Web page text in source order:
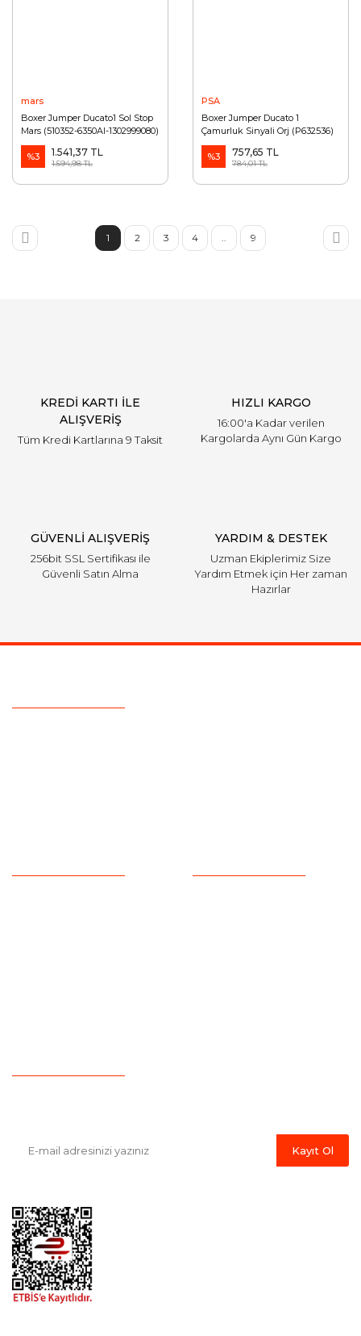
mars
Boxer Jumper Ducato1 Sol Stop
Mars (510352-6350Al-1302999080)
%3 1.541,37 TL
1.594,98 TL
PSA
Boxer Jumper Ducato 1
Çamurluk Sinyali Orj (P632536)
%3 757,65 TL
784,01 TL
1 2 3 4 .. 9
KREDİ KARTI İLE
ALIŞVERİŞ
Tüm Kredi Kartlarına 9 Taksit
HIZLI KARGO
16:00'a Kadar verilen
Kargolarda Aynı Gün Kargo
GÜVENLİ ALIŞVERİŞ
256bit SSL Sertifikası ile
Güvenli Satın Alma
YARDIM & DESTEK
Uzman Ekiplerimiz Size
Yardım Etmek için Her zaman
Hazırlar
Kayıt Ol